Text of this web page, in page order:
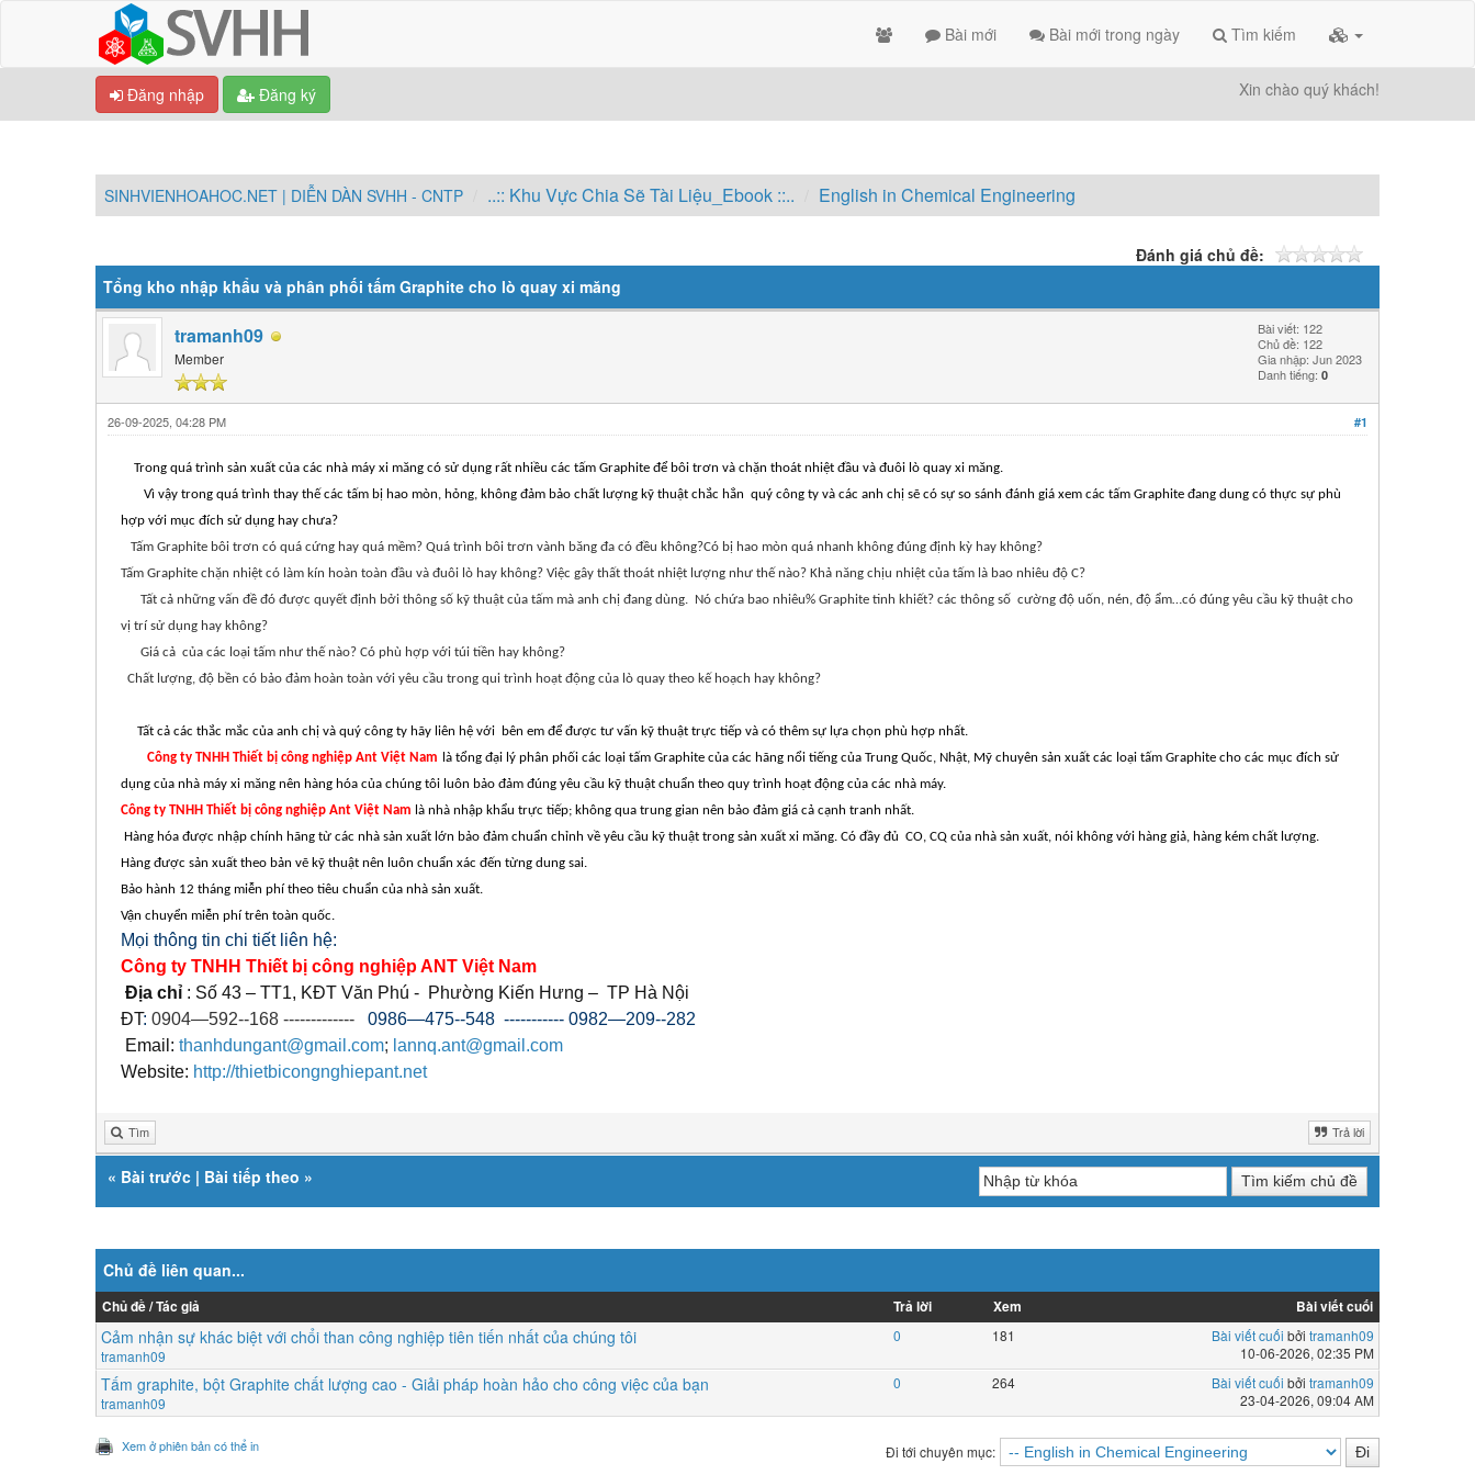
Bài mới Bài mới trong ngày Tìm kiếm
Đăng nhập Đăng ký Xin chào quý khách!
SINHVIENHOAHOC.NET | DIỄN DÀN SVHH - CNTP ..:: Khu Vực Chia Sẽ Tài Liệu_Ebook ::.. English in Chemical Engineering
Đánh giá chủ đề:
Tổng kho nhập khẩu và phân phối tấm Graphite cho lò quay xi măng
tramanh09
Member
Bài viết: 122
Chủ đề: 122
Gia nhập: Jun 2023
Danh tiếng: 0
#1
26-09-2025, 04:28 PM
Trong quá trình sản xuất của các nhà máy xi măng có sử dụng rất nhiều các tấm Graphite để bôi trơn và chặn thoát nhiệt đầu và đuôi lò quay xi măng.
Vì vậy trong quá trình thay thế các tấm bị hao mòn, hỏng, không đảm bảo chất lượng kỹ thuật chắc hẳn quý công ty và các anh chị sẽ có sự so sánh đánh giá xem các tấm Graphite đang dung có thực sự phù
hợp với mục đích sử dụng hay chưa?
Tấm Graphite bôi trơn có quá cứng hay quá mềm? Quá trình bôi trơn vành băng đa có đều không?Có bị hao mòn quá nhanh không đúng định kỳ hay không?
Tấm Graphite chặn nhiệt có làm kín hoàn toàn đầu và đuôi lò hay không? Việc gây thất thoát nhiệt lượng như thế nào? Khả năng chịu nhiệt của tấm là bao nhiêu độ C?
Tất cả những vấn đề đó được quyết định bởi thông số kỹ thuật của tấm mà anh chị đang dùng. Nó chứa bao nhiêu% Graphite tinh khiết? các thông số cường độ uốn, nén, độ ẩm…có đúng yêu cầu kỹ thuật cho
vị trí sử dụng hay không?
Giá cả của các loại tấm như thế nào? Có phù hợp với túi tiền hay không?
Chất lượng, độ bền có bảo đảm hoàn toàn với yêu cầu trong qui trình hoạt động của lò quay theo kế hoạch hay không?
Tất cả các thắc mắc của anh chị và quý công ty hãy liên hệ với bên em để được tư vấn kỹ thuật trực tiếp và có thêm sự lựa chọn phù hợp nhất.
Công ty TNHH Thiết bị công nghiệp Ant Việt Nam
là tổng đại lý phân phối các loại tấm Graphite của các hãng nổi tiếng của Trung Quốc, Nhật, Mỹ chuyên sản xuất các loại tấm Graphite cho các mục đích sử
dụng của nhà máy xi măng nên hàng hóa của chúng tôi luôn bảo đảm đúng yêu cầu kỹ thuật chuẩn theo quy trình hoạt động của các nhà máy.
Công ty TNHH Thiết bị công nghiệp Ant Việt Nam là nhà nhập khẩu trực tiếp; không qua trung gian nên bảo đảm giá cả cạnh tranh nhất.
Hàng hóa được nhập chính hãng từ các nhà sản xuất lớn bảo đảm chuẩn chỉnh về yêu cầu kỹ thuật trong sản xuất xi măng. Có đầy đủ CO, CQ của nhà sản xuất, nói không với hàng giả, hàng kém chất lượng.
Hàng được sản xuất theo bản vẽ kỹ thuật nên luôn chuẩn xác đến từng dung sai.
Bảo hành 12 tháng miễn phí theo tiêu chuẩn của nhà sản xuất.
Vận chuyển miễn phí trên toàn quốc.
Mọi thông tin chi tiết liên hệ:
Công ty TNHH Thiết bị công nghiệp ANT Việt Nam
​ Địa chỉ : Số 43 – TT1, KĐT Văn Phú - Phường Kiến Hưng – TP Hà Nội
ĐT: 0904—592--168 -------------
0986—475--548 ----------- 0982—209--282
Email: thanhdungant@gmail.com; lannq.ant@gmail.com
Website: http://thietbicongnghiepant.net
Tìm Trả lời
« Bài trước | Bài tiếp theo »
Chủ đề liên quan...
Chủ đề / Tác giả Trả lời Xem Bài viết cuối
Cảm nhận sự khác biệt với chổi than công nghiệp tiên tiến nhất của chúng tôi
tramanh09
0 181 Bài viết cuối bởi tramanh09
10-06-2026, 02:35 PM
Tấm graphite, bột Graphite chất lượng cao - Giải pháp hoàn hảo cho công việc của bạn
tramanh09
0 264 Bài viết cuối bởi tramanh09
23-04-2026, 09:04 AM
Xem ở phiên bản có thể in Đi tới chuyên mục: